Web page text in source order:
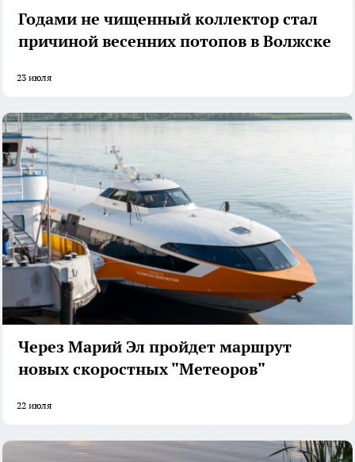
Годами не чищенный коллектор стал
причиной весенних потопов в Волжске
23 июля
Через Марий Эл пройдет маршрут
новых скоростных "Метеоров"
22 июля